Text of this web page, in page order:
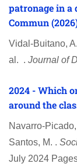
patronage in a
Commun
Vidal-Buitano,
al. . Journal of
2024 - Which
around the
Santos, M. .
July 2024